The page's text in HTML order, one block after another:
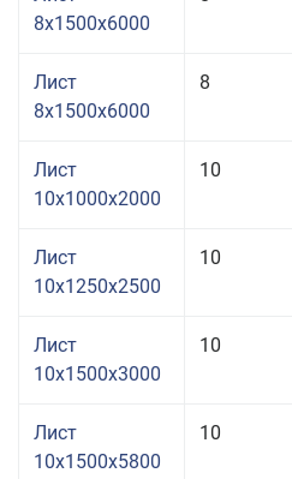
8x1500x6000
Лист
8x1500x6000
8
Лист
10x1000x2000
10
Лист
10x1250x2500
10
Лист
10x1500x3000
10
Лист
10x1500x5800
10